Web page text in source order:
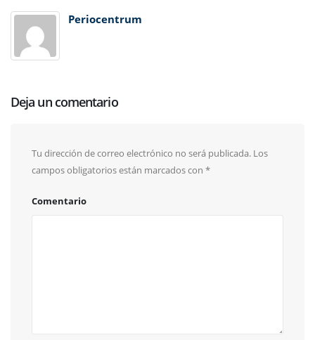
Periocentrum
Deja un comentario
Tu dirección de correo electrónico no será publicada. Los
campos obligatorios están marcados con *
Comentario